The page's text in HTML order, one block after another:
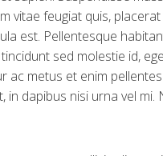
vitae feugiat quis,
est. Pellentesque
sed molestie id,
ac metus et enim
dapibus nisi urna vel mi.